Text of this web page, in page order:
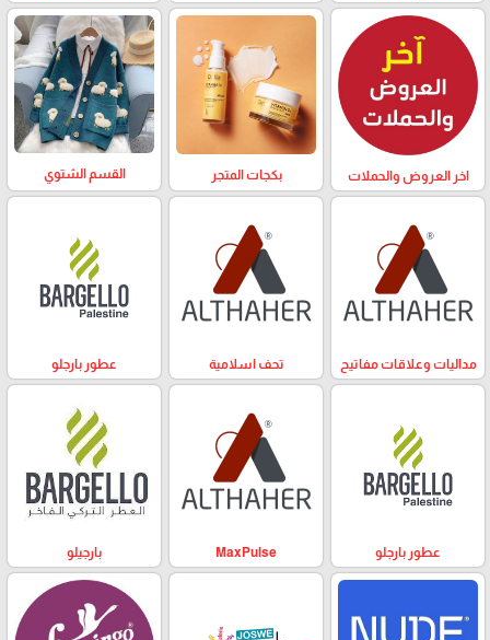
اخر العروض والحملات بكجات المتجر القسم الشتوي
مداليات وعلاقات مفاتيح تحف اسلامية عطور بارجلو
عطور بارجلو MaxPulse بارجيلو